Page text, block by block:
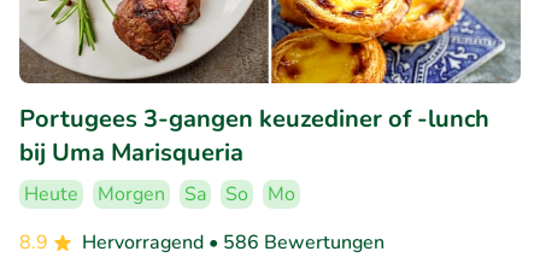
Portugees 3-gangen keuzediner of -lunch
bij Uma Marisqueria
Heute Morgen Sa So
Mo
8.9
Hervorragend • 586 Bewertungen